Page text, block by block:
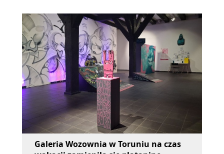
Galeria Wozownia w Toruniu na czas